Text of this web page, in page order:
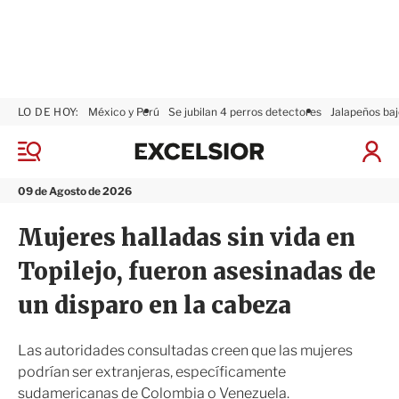
M
n
09 de Agosto de 2026
LO DE HOY: México y Perú Se jubilan 4 perros detectores Jalapeños
I
S
x
i
o
r
Mujeres halladas sin vida en
Topilejo, fueron asesinadas de
un disparo en la cabeza
Las autoridades consultadas creen que las mujeres
podrían ser extranjeras, específicamente
sudamericanas de Colombia o Venezuela.